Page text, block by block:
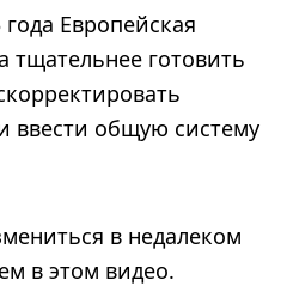
Европейская
тщательнее готовить
ввести общую систему
в недалеком
в этом видео.